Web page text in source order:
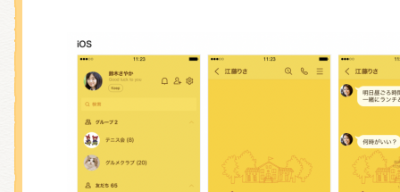
くまのがっこう 家庭科部